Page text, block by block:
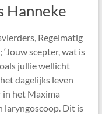
Hanneke
Regelmatig
‘Jouw scepter, wat is
jullie wellicht
dagelijks leven
in het Maxima
laryngoscoop. Dit is